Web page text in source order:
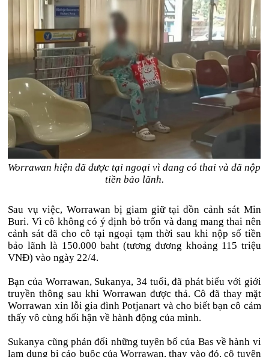
Worrawan hiện đã được tại ngoại vì đang có thai và đã nộp
tiền bảo lãnh.
Sau vụ việc, Worrawan bị giam giữ tại đồn cảnh sát Min
Buri. Vì cô không có ý định bỏ trốn và đang mang thai nên
cảnh sát đã cho cô tại ngoại tạm thời sau khi nộp số tiền
bảo lãnh là 150.000 baht (tương đương khoảng 115 triệu
VNĐ) vào ngày 22/4.
Bạn của Worrawan, Sukanya, 34 tuổi, đã phát biểu với giới
truyền thông sau khi Worrawan được thả. Cô đã thay mặt
Worrawan xin lỗi gia đình Potjanart và cho biết bạn cô cảm
thấy vô cùng hối hận về hành động của mình.
Sukanya cũng phản đối những tuyên bố của Bas về hành vi
lạm dụng bị cáo buộc của Worrawan, thay vào đó, cô tuyên